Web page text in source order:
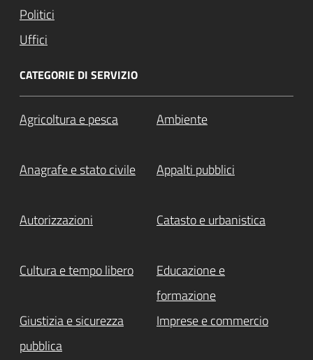
Politici
Uffici
CATEGORIE DI SERVIZIO
Agricoltura e pesca Ambiente
Anagrafe e stato civile Appalti pubblici
Autorizzazioni Catasto e urbanistica
Cultura e tempo libero
Educazione e
formazione
Giustizia e sicurezza
pubblica
Imprese e commercio